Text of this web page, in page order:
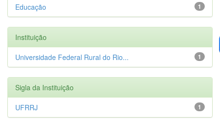
1
Educação
Instituição
1
Universidade Federal Rural do Rio...
Sigla da Instituição
1
UFRRJ